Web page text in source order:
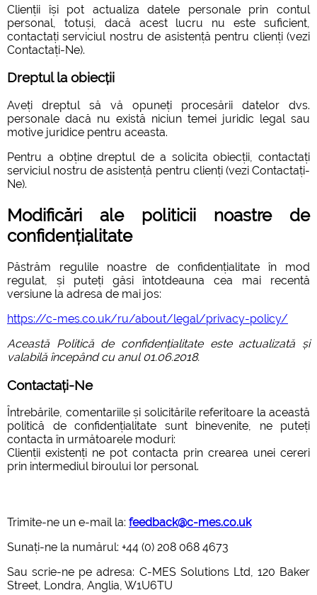
Clienții își pot actualiza datele personale prin contul
personal, totuși, dacă acest lucru nu este suficient,
contactați serviciul nostru de asistență pentru clienți (vezi
Contactați-Ne).
Dreptul la obiecții
Aveți dreptul să vă opuneți procesării datelor dvs.
personale dacă nu există niciun temei juridic legal sau
motive juridice pentru aceasta.
Pentru a obține dreptul de a solicita obiecții, contactați
serviciul nostru de asistență pentru clienți (vezi Contactați-
Ne).
Modificări ale politicii noastre de
confidențialitate
Păstrăm regulile noastre de confidențialitate în mod
regulat, și puteți găsi întotdeauna cea mai recentă
versiune la adresa de mai jos:
https://c-mes.co.uk/ru/about/legal/privacy-policy/
Această Politică de confidențialitate este actualizată și
valabilă începând cu anul 01.06.2018.
Contactați-Ne
Întrebările, comentariile și solicitările referitoare la această
politică de confidențialitate sunt binevenite, ne puteți
contacta în următoarele moduri:
Clienții existenți ne pot contacta prin crearea unei cereri
prin intermediul biroului lor personal.
Trimite-ne un e-mail la: feedback@c-mes.co.uk
Sunați-ne la numărul: +44 (0) 208 068 4673
Sau scrie-ne pe adresa: C-MES Solutions Ltd, 120 Baker
Street, Londra, Anglia, W1U6TU